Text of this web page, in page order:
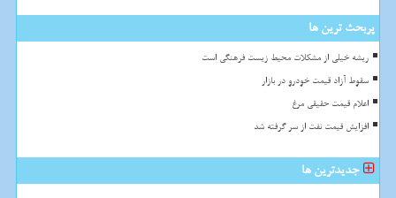
پربحث ترین ها
ریشه خیلی از مشکلات محیط زیست فرهنگی است
سقوط آزاد قیمت خودرو در بازار
اعلام قیمت حقیقی مرغ
افزایش قیمت نفت از سر گرفته شد
جدیدترین ها